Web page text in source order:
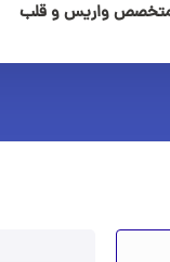
متخصص واریس و قلب